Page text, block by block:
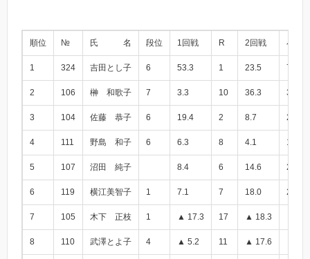
順位 № 氏 名 段位 1回戦 R 2回戦 小計
1 324 吉田とし子 6 53.3 1 23.5 76.8
2 106 榊 和歌子 7 3.3 10 36.3 39.6
3 104 佐藤 恭子 6 19.4 2 8.7 28.1
4 111 野島 和子 6 6.3 8 4.1 10.4
5 107 沼田 純子 8.4 6 14.6 23.0
6 119 横江美智子 1 7.1 7 18.0 25.1
7 105 木下 正枝 1 ▲ 17.3 17 ▲ 18.3
8 110 武澤とよ子 4 ▲ 5.2 11 ▲ 17.6